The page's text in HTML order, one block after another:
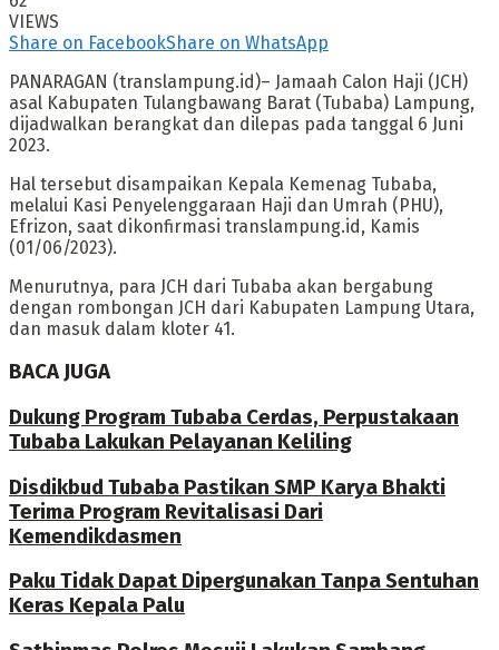
VIEWS
Share on FacebookShare on WhatsApp
PANARAGAN (translampung.id)– Jamaah Calon Haji (JCH)
asal Kabupaten Tulangbawang Barat (Tubaba) Lampung,
dijadwalkan berangkat dan dilepas pada tanggal 6 Juni
2023.
Hal tersebut disampaikan Kepala Kemenag Tubaba,
melalui Kasi Penyelenggaraan Haji dan Umrah (PHU),
Efrizon, saat dikonfirmasi translampung.id, Kamis
(01/06/2023).
Menurutnya, para JCH dari Tubaba akan bergabung
dengan rombongan JCH dari Kabupaten Lampung Utara,
dan masuk dalam kloter 41.
BACA JUGA
Dukung Program Tubaba Cerdas, Perpustakaan
Tubaba Lakukan Pelayanan Keliling
Disdikbud Tubaba Pastikan SMP Karya Bhakti
Terima Program Revitalisasi Dari
Kemendikdasmen
Paku Tidak Dapat Dipergunakan Tanpa Sentuhan
Keras Kepala Palu